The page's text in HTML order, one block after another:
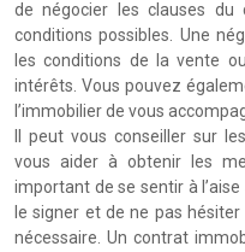
de négocier les clauses du
conditions possibles. Une
les conditions de la vente
intérêts. Vous pouvez
l’immobilier de vous
Il peut vous conseiller sur
vous aider à obtenir les
important de se sentir à
le signer et de ne pas
nécessaire. Un contrat